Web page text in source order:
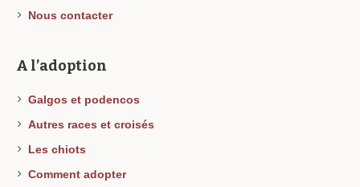
Nous contacter
A l’adoption
Galgos et podencos
Autres races et croisés
Les chiots
Comment adopter